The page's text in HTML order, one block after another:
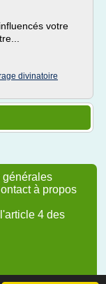
votre
divinatoire
à propos
4 des